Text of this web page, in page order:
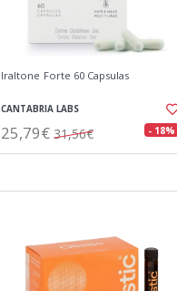
Iraltone Forte 60 Capsulas
CANTABRIA LABS
25,79€ 31,56€ - 18%